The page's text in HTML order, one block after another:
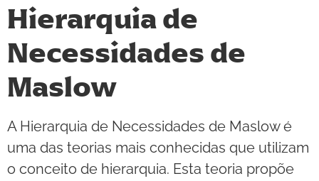
Hierarquia de
Necessidades de
Maslow
A Hierarquia de Necessidades de Maslow é
uma das teorias mais conhecidas que utilizam
o conceito de hierarquia. Esta teoria propõe